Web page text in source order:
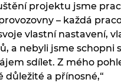
projektu jsme
– každá
vlastní nastavení,
a nebyli jsme schopni
sdílet. Z mého
a přínosné,“